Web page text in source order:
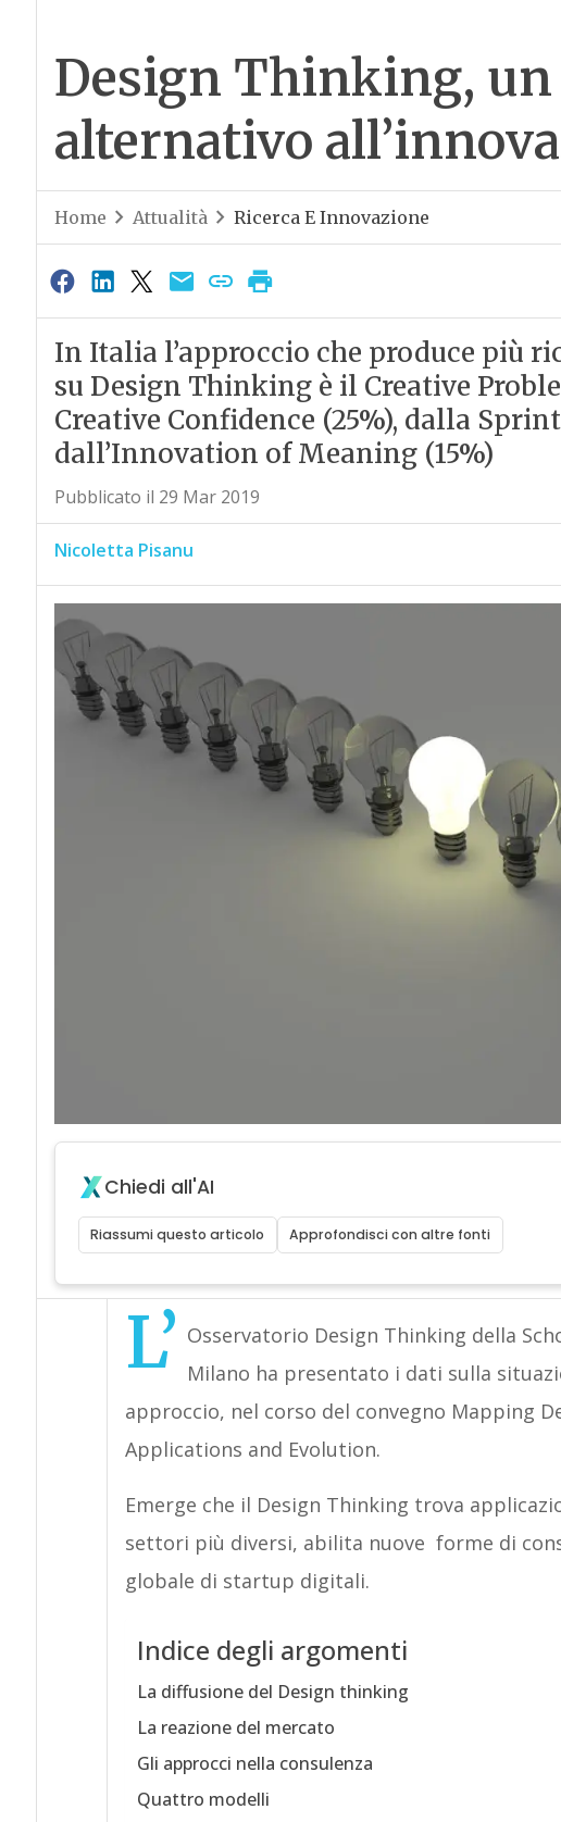
Design Thinking, un
alternativo
Home Attualità Ricerca E Innovazione
In Italia l’approccio che produce più
su Design Thinking è il Creative
Creative Confidence (25%), dalla
dall’Innovation of Meaning (15%)
Pubblicato il 29 Mar 2019
Nicoletta Pisanu
Chiedi all'AI
Riassumi questo articolo Approfondisci con altre fonti
L’ Osservatorio Design Thinking della
Milano ha presentato i dati sulla
approccio, nel corso del convegno Mapping
Applications and Evolution.
Emerge che il Design Thinking trova
settori più diversi, abilita nuove forme di
globale di startup digitali.
Indice degli argomenti
La diffusione del Design thinking
La reazione del mercato
Gli approcci nella consulenza
Quattro modelli